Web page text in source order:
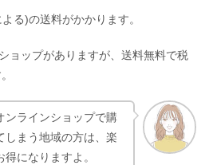
る)の送料がかかります。
ョップがありますが、送料無料で税
ンラインショップで購
しまう地域の方は、楽
になりますよ。